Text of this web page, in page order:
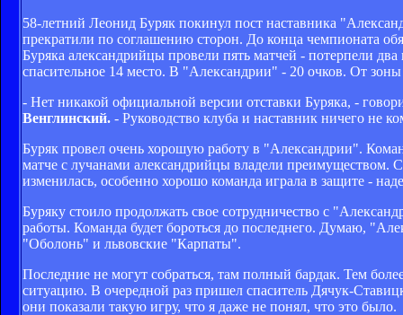
58-летний Леонид Буряк покинул пост наставника
прекратили по соглашению сторон. До конца чемпионата
Буряка александрийцы провели пять матчей - потерпели
спасительное 14 место. В "Александрии" - 20 очков. От зоны
- Нет никакой официальной версии отставки Буряка, -
Венглинский. - Руководство клуба и наставник ничего не
Буряк провел очень хорошую работу в "Александрии".
матче с лучанами александрийцы владели преимуществом.
изменилась, особенно хорошо команда играла в защите -
Буряку стоило продолжать свое сотрудничество с
работы. Команда будет бороться до последнего. Думаю,
"Оболонь" и львовские "Карпаты".
Последние не могут собраться, там полный бардак. Тем
ситуацию. В очередной раз пришел спаситель Дячук-
они показали такую игру, что я даже не понял, что это было.